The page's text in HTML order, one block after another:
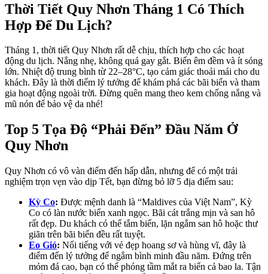
Thời Tiết Quy Nhơn Tháng 1 Có Thích
Hợp Để Du Lịch?
Tháng 1, thời tiết Quy Nhơn rất dễ chịu, thích hợp cho các hoạt
động du lịch. Nắng nhẹ, không quá gay gắt. Biển êm đềm và ít sóng
lớn. Nhiệt độ trung bình từ 22–28°C, tạo cảm giác thoải mái cho du
khách. Đây là thời điểm lý tưởng để khám phá các bãi biển và tham
gia hoạt động ngoài trời. Đừng quên mang theo kem chống nắng và
mũ nón để bảo vệ da nhé!
Top 5 Tọa Độ “Phải Đến” Đầu Năm Ở
Quy Nhơn
Quy Nhơn có vô vàn điểm đến hấp dẫn, nhưng để có một trải
nghiệm trọn vẹn vào dịp Tết, bạn đừng bỏ lỡ 5 địa điểm sau:
Kỳ Co: Được mệnh danh là “Maldives của Việt Nam”, Kỳ
Co có làn nước biển xanh ngọc. Bãi cát trắng mịn và san hô
rất đẹp. Du khách có thể tắm biển, lặn ngắm san hô hoặc thư
giãn trên bãi biển đều rất tuyệt.
Eo Gió: Nổi tiếng với vẻ đẹp hoang sơ và hùng vĩ, đây là
điểm đến lý tưởng để ngắm bình minh đầu năm. Đứng trên
mỏm đá cao, bạn có thể phóng tầm mắt ra biển cả bao la. Tận